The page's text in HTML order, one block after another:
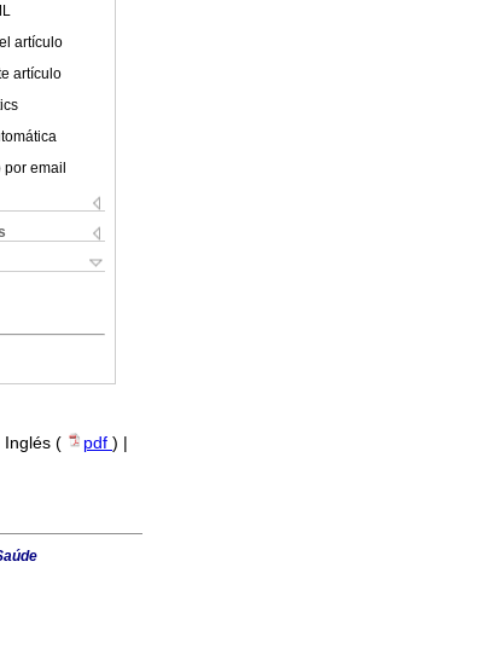
artículo
artículo
por email
Inglés ( pdf ) |